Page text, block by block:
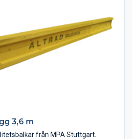
3,6 m
från MPA Stuttgart.